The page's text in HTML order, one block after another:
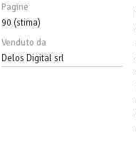
Pagine
90 (stima)
Venduto da
Delos Digital srl